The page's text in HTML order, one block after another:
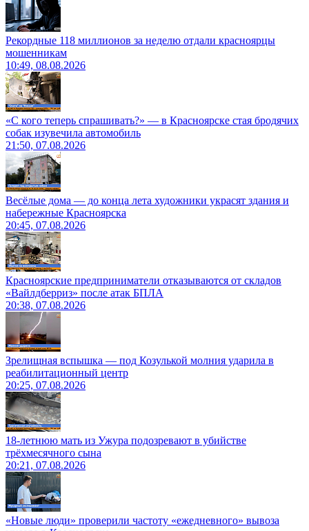
Рекордные 118 миллионов за неделю отдали красноярцы
мошенникам
10:49, 08.08.2026
«С кого теперь спрашивать?» — в Красноярске стая бродячих
собак изувечила автомобиль
21:50, 07.08.2026
Весёлые дома — до конца лета художники украсят здания и
набережные Красноярска
20:45, 07.08.2026
Красноярские предприниматели отказываются от складов
«Вайлдберриз» после атак БПЛА
20:38, 07.08.2026
Зрелищная вспышка — под Козулькой молния ударила в
реабилитационный центр
20:25, 07.08.2026
18-летнюю мать из Ужура подозревают в убийстве
трёхмесячного сына
20:21, 07.08.2026
«Новые люди» проверили частоту «ежедневного» вывоза